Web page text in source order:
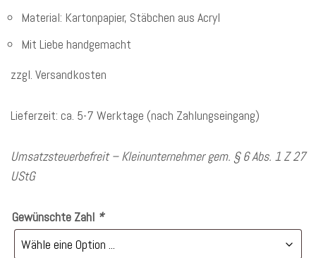
Material: Kartonpapier, Stäbchen aus Acryl
Mit Liebe handgemacht
zzgl. Versandkosten
Lieferzeit: ca. 5-7 Werktage (nach Zahlungseingang)
Umsatzsteuerbefreit – Kleinunternehmer gem. § 6 Abs. 1 Z 27
UStG
Gewünschte Zahl *